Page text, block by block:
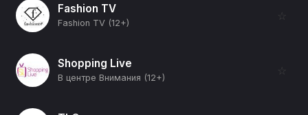
Fashion TV
Fashion TV (12+)
☆
Shopping Live
В центре Внимания (12+)
☆